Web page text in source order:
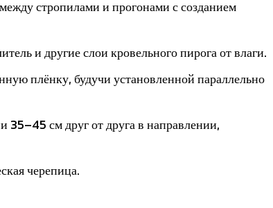
стропилами и прогонами с созданием
и другие слои кровельного пирога от влаги.
плёнку, будучи установленной параллельно
35–45 см друг от друга в направлении,
черепица.